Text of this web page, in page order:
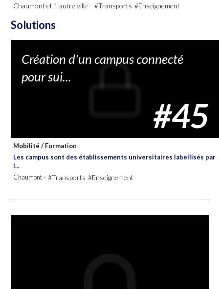
Chaumont et 1 autre ville - #Transports #Enseignement
Solutions
Création d'un campus connecté
pour sui...
#45
Mobilité/ Formation
Les campus sont des établissements universitaires labellisés par
l...
Chaumont - #Transports #Enseignement